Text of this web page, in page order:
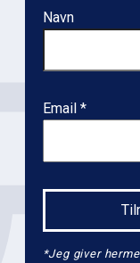
Navn
Email
*Jeg giver